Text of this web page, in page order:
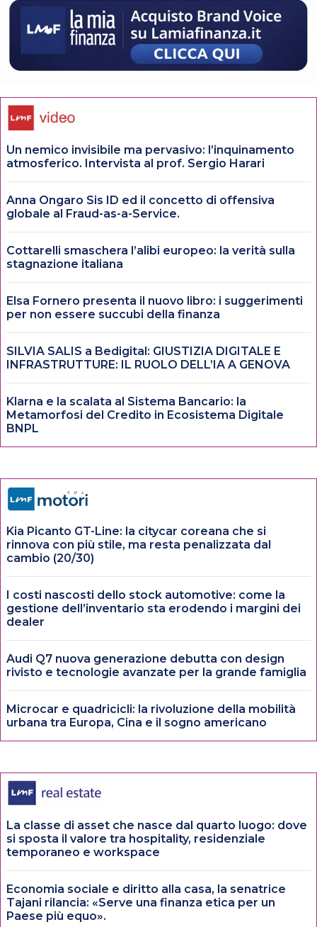
Un nemico invisibile ma pervasivo: l’inquinamento
atmosferico. Intervista al prof. Sergio Harari
Anna Ongaro Sis ID ed il concetto di offensiva
globale al Fraud-as-a-Service.
Cottarelli smaschera l’alibi europeo: la verità sulla
stagnazione italiana
Elsa Fornero presenta il nuovo libro: i suggerimenti
per non essere succubi della finanza
SILVIA SALIS a Bedigital: GIUSTIZIA DIGITALE E
INFRASTRUTTURE: IL RUOLO DELL’IA A GENOVA
Klarna e la scalata al Sistema Bancario: la
Metamorfosi del Credito in Ecosistema Digitale
BNPL
Kia Picanto GT-Line: la citycar coreana che si
rinnova con più stile, ma resta penalizzata dal
cambio (20/30)
I costi nascosti dello stock automotive: come la
gestione dell’inventario sta erodendo i margini dei
dealer
Audi Q7 nuova generazione debutta con design
rivisto e tecnologie avanzate per la grande famiglia
Microcar e quadricicli: la rivoluzione della mobilità
urbana tra Europa, Cina e il sogno americano
La classe di asset che nasce dal quarto luogo: dove
si sposta il valore tra hospitality, residenziale
temporaneo e workspace
Economia sociale e diritto alla casa, la senatrice
Tajani rilancia: «Serve una finanza etica per un
Paese più equo».